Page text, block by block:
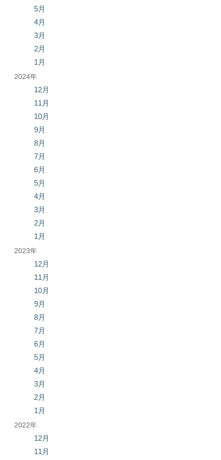
5月
4月
3月
2月
1月
2024年
12月
11月
10月
9月
8月
7月
6月
5月
4月
3月
2月
1月
2023年
12月
11月
10月
9月
8月
7月
6月
5月
4月
3月
2月
1月
2022年
12月
11月